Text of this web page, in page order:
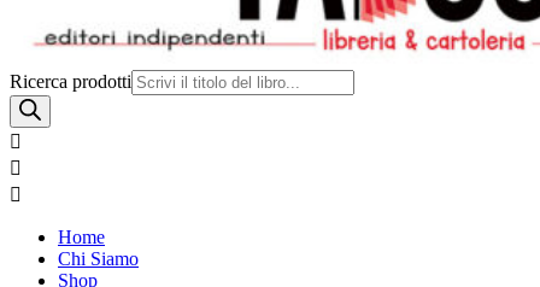
Ricerca prodotti



Home
Chi Siamo
Shop